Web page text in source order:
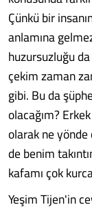
Çünkü bir
anlamına
huzursuzluğu
çekim zaman
gibi. Bu da
olacağım?
olarak ne
de benim
kafamı çok
Yeşim Tijen'in